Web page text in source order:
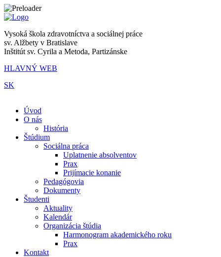
Vysoká škola zdravotníctva a sociálnej práce
sv. Alžbety v Bratislave
Inštitút sv. Cyrila a Metoda, Partizánske
HLAVNÝ WEB
SK
Úvod
O nás
História
Štúdium
Sociálna práca
Uplatnenie absolventov
Prax
Prijímacie konanie
Pedagógovia
Dokumenty
Študenti
Aktuality
Kalendár
Organizácia štúdia
Harmonogram akademického roku
Prax
Kontakt